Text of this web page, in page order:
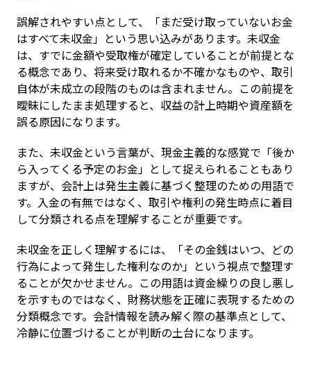
誤解されやすい点として、「まだ受け取っていないお金
はすべて未収金」という思い込みがあります。未収金
は、すでに金額や受取権が確定していることが前提とな
る概念であり、将来受け取れるか不確かなものや、取引
自体が未成立の段階のものは含まれません。この前提を
曖昧にしたまま処理すると、収益の計上時期や資産額を
誤る原因になります。
また、未収金という言葉が、現金主義的な感覚で「後か
ら入ってくる予定のお金」として捉えられることもあり
ますが、会計上は発生主義に基づく整理のための用語で
す。入金の有無ではなく、取引や権利の発生時点に着目
して分類される点を理解することが重要です。
未収金を正しく理解するには、「その金銭はいつ、どの
行為によって発生した権利なのか」という視点で整理す
ることが欠かせません。この用語は資金繰りの良し悪し
を示すものではなく、財務状態を正確に表現するための
分類概念です。会計情報を読み解く際の基準点として、
冷静に位置づけることが判断の土台になります。